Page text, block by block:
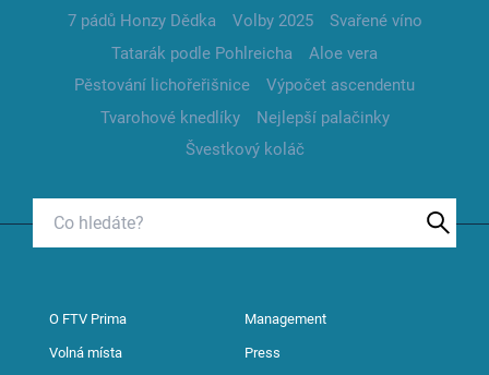
7 pádů Honzy Dědka
Volby 2025
Svařené víno
Tatarák podle Pohlreicha
Aloe vera
Pěstování lichořeřišnice
Výpočet ascendentu
Tvarohové knedlíky
Nejlepší palačinky
Švestkový koláč
O FTV Prima Management
Volná místa Press